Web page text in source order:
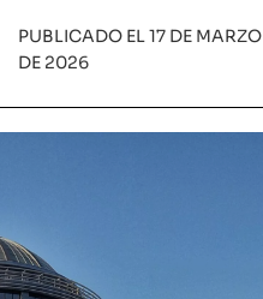
PUBLICADO EL 17 DE MARZO
DE 2026